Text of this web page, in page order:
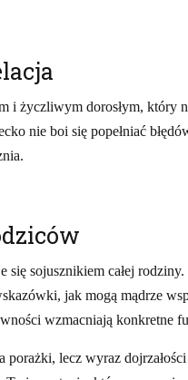
i życzliwym dorosłym,
nie boi się popełniać
się sojusznikiem całej
jak mogą mądrze
wzmacniają konkretne
lecz wyraz